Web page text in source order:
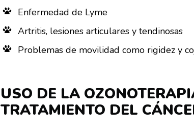
Enfermedad de Lyme
Artritis, lesiones articulares y tendinosas
Problemas de movilidad como rigidez y
USO DE LA
TRATAMIENTO DEL